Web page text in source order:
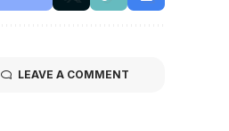
LEAVE A COMMENT